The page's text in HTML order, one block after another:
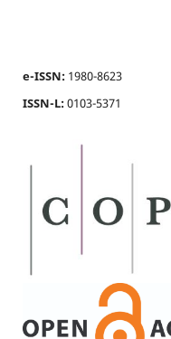
e-ISSN: 1980-8623
ISSN-L:0103-5371